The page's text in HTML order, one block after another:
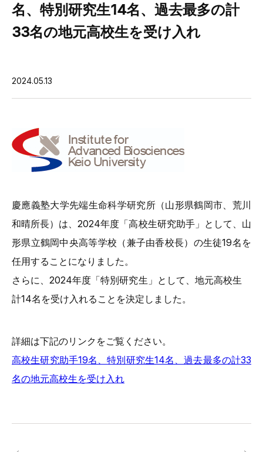
名、特別研究生14名、過去最多の計
33名の地元高校生を受け入れ
2024.05.13
慶應義塾大学先端生命科学研究所（山形県鶴岡市、荒川
和晴所長）は、2024年度「高校生研究助手」として、山
形県立鶴岡中央高等学校（兼子由香校長）の生徒19名を
任用することになりました。
さらに、2024年度「特別研究生」として、地元高校生
計14名を受け入れることを決定しました。
詳細は下記のリンクをご覧ください。
高校生研究助手19名、特別研究生14名、過去最多の計33
名の地元高校生を受け入れ